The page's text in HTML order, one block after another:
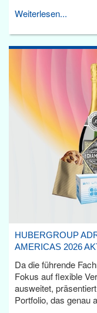
Weiterlesen...
HUBERGROUP
AMERICAS 2026
Da die führende
Fokus auf flexible
ausweitet,
Portfolio, das genau